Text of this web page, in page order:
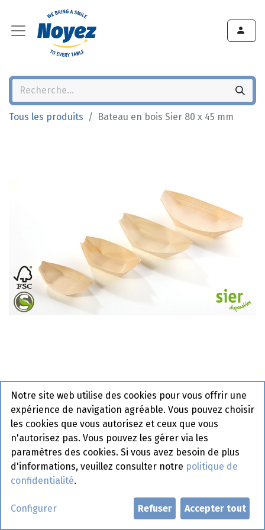
Tous les produits Bateau en bois Sier 80 x 45 mm
Bateau en bois Sier 80 x 45 mm
Actif
Demander un compte
Notre site web utilise des cookies pour vous offrir une
expérience de navigation agréable. Vous pouvez choisir
les cookies que vous autorisez et ceux que vous
n'autorisez pas. Vous pouvez les gérer via les
paramètres des cookies. Si vous avez besoin de plus
d'informations, veuillez consulter notre politique de
confidentialité.
Configurer Refuser Accepter tout